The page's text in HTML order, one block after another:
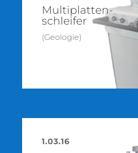
Multiplatten­
schleifer
(Geologie)
1.03.16